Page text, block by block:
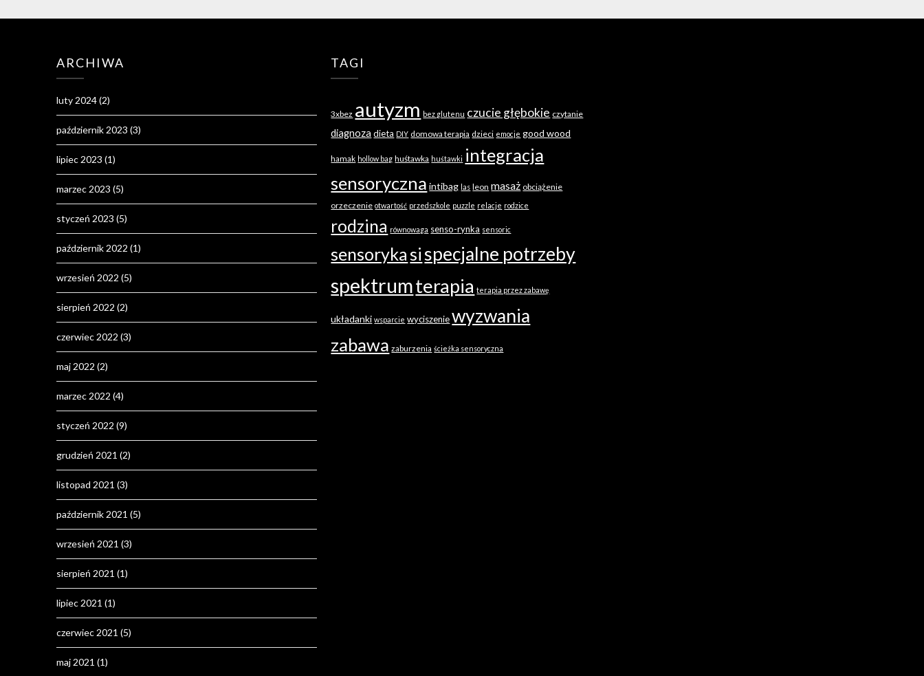
ARCHIWA
luty 2024(2)
październik 2023 (3)
lipiec 2023 (1)
marzec 2023 (5)
styczeń 2023 (5)
październik 2022 (1)
wrzesień 2022 (5)
sierpień 2022 (2)
czerwiec 2022 (3)
maj 2022 (2)
marzec 2022 (4)
styczeń 2022 (9)
grudzień 2021 (2)
listopad 2021 (3)
październik 2021 (5)
wrzesień 2021 (3)
sierpień 2021 (1)
lipiec 2021 (1)
czerwiec 2021 (5)
maj 2021 (1)
TAGI
3xbez autyzm bez glutenu czucie głębokie czytanie
diagnoza dieta DIY domowa terapia dzieci emocje good wood
hamak hollow bag huśtawka huśtawki integracja
sensoryczna intibag las leon masaż obciążenie
orzeczenie otwartość przedszkole puzzle relacje rodzice
rodzina równowaga senso-rynka sensoric
sensoryka sispecjalne potrzeby
spektrumterapia terapia przez zabawę
układanki wsparcie wyciszenie wyzwania
zabawa zaburzenia ścieżka sensoryczna